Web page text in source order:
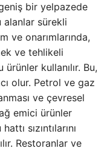
bir yelpazede
alanlar sürekli
ve onarımlarında,
ve tehlikeli
ürünler kullanılır. Bu,
olur. Petrol ve gaz
ve çevresel
emici ürünler
sızıntılarını
Restoranlar ve